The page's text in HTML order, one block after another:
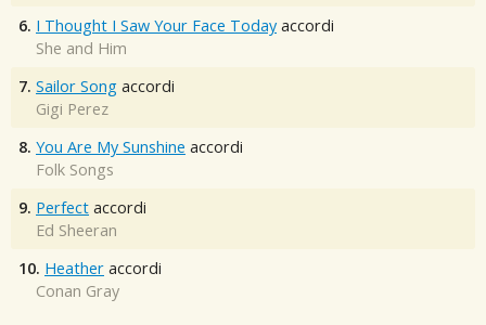
6. I Thought I Saw Your Face Today accordi
She and Him
7. Sailor Song accordi
Gigi Perez
8. You Are My Sunshine accordi
Folk Songs
9. Perfect accordi
Ed Sheeran
10. Heather accordi
Conan Gray